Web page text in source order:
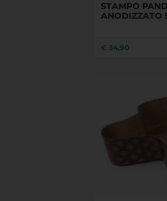
STAMPO
ANODIZZATO
€ 34,90